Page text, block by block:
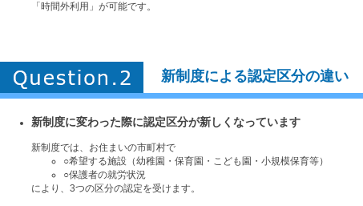
「時間外利用」が可能です。
新制度による認定区分の違い
新制度に変わった際に認定区分が新しくなっています
新制度では、お住まいの市町村で
○希望する施設（幼稚園・保育園・こども園・小規模保育等）
○保護者の就労状況
により、3つの区分の認定を受けます。